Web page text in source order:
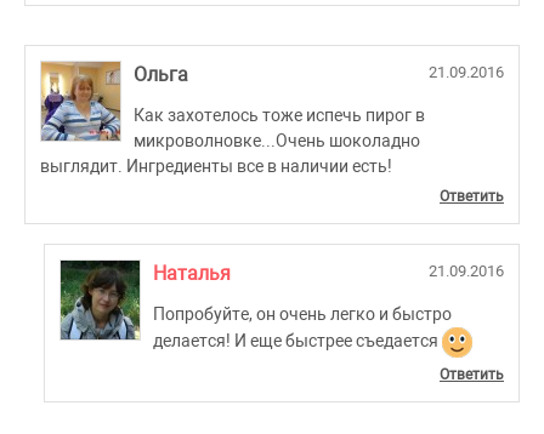
Ольга 21.09.2016
Как захотелось тоже испечь пирог в
микроволновке...Очень шоколадно
выглядит. Ингредиенты все в наличии есть!
Ответить
Наталья 21.09.2016
Попробуйте, он очень легко и быстро
делается! И еще быстрее съедается
Ответить